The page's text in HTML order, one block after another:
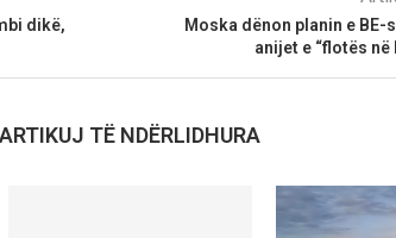
dikë,
Moska dënon planin e BE-
anijet e “flotës në
ARTIKUJ TË NDËRLIDHURA